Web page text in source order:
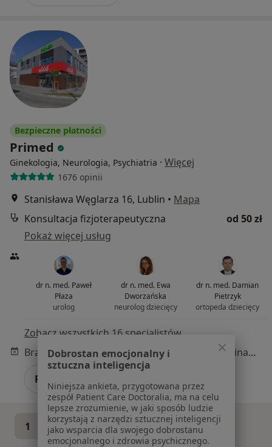
Bezpieczne płatności
Primed
Ginekologia, Neurologia, Psychiatria · Więcej
1676 opinii
Stanisława Węglarza 16, Lublin • Mapa
Konsultacja fizjoterapeutyczna
od 50 zł
Pokaż więcej usług
dr n. med. Paweł
Płaza
urolog
dr n. med. Ewa
Dworzańska
neurolog dziecięcy
dr n. med. Damian
Pietrzyk
ortopeda dziecięcy
Zobacz wszystkich 16 specjalistów
Brak dostępnych specjalistów z wolnymi terminami w tym centrum medycznym.
Pokaż profil
1 2 3
Dobrostan emocjonalny i
sztuczna inteligencja
Niniejsza ankieta, przygotowana przez
zespół Patient Care Doctoralia, ma na celu
lepsze zrozumienie, w jaki sposób ludzie
korzystają z narzędzi sztucznej inteligencji
jako wsparcia dla swojego dobrostanu
emocjonalnego i zdrowia psychicznego.